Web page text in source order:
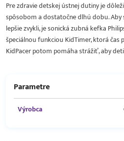
Pre zdravie detskej ústnej dutiny je
spôsobom a dostatočne dlhú dobu. Aby
lepšie zvykli, je sonická zubná kefka
špeciálnou funkciou KidTimer, ktorá čas
KidPacer potom pomáha strážiť, aby
Parametre
Výrobca